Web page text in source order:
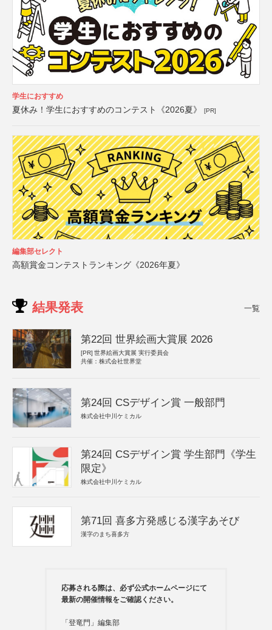
学生におすすめ
夏休み！学生におすすめのコンテスト《2026夏》 [PR]
編集部セレクト
高額賞金コンテストランキング《2026年夏》
結果発表 一覧
第22回 世界絵画大賞展 2026
[PR] 世界絵画大賞展 実行委員会
共催：株式会社世界堂
第24回 CSデザイン賞 一般部門
株式会社中川ケミカル
第24回 CSデザイン賞 学生部門《学生
限定》
株式会社中川ケミカル
第71回 喜多方発感じる漢字あそび
漢字のまち喜多方
応募される際は、必ず公式ホームページにて
最新の開催情報をご確認ください。
「登竜門」編集部